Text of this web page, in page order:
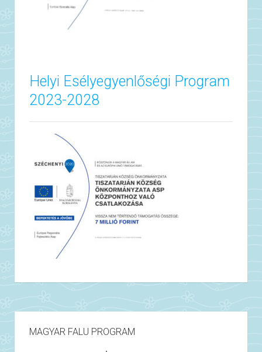
Helyi Esélyegyenlőségi Program
2023-2028
MAGYAR FALU PROGRAM